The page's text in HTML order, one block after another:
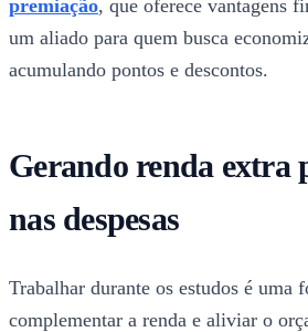
premiação, que oferece vantagens
um aliado para quem busca
acumulando pontos e descontos.
Gerando renda extra
nas despesas
Trabalhar durante os estudos é uma
complementar a renda e aliviar o